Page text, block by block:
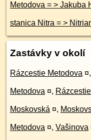
Metodova = >
stanica
Zastávky v okolí
Rázcestie Metodova ¤,
Metodova ¤,
Moskovská ¤,
Metodova ¤, Vašinova